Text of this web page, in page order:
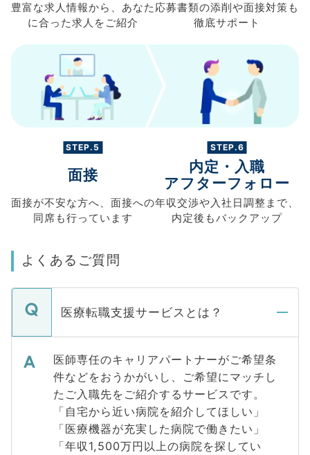
豊富な求人情報から、 あなた
に合った求人を ご紹介
応募書類の添削や面接対策も
徹底サポート
STEP.5
面接
面接が不安な方へ、 面接への
同席も行っています
STEP.6
内定・入職
アフターフォロー
年収交渉や入社日調整まで、
内定後もバックアップ
よくあるご質問
医療転職支援サービスとは？
医師専任のキャリアパートナーがご希望条
件などをおうかがいし、ご希望にマッチし
たご入職先をご紹介するサービスです。
「自宅から近い病院を紹介してほしい」
「医療機器が充実した病院で働きたい」
「年収1,500万円以上の病院を探してい